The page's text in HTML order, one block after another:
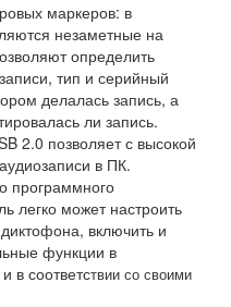
маркеров: в
незаметные на
определить
тип и серийный
делалась запись, а
ли запись.
2.0 позволяет с высокой
в ПК.
программного
легко может настроить
включить и
функции в
в соответствии со своими